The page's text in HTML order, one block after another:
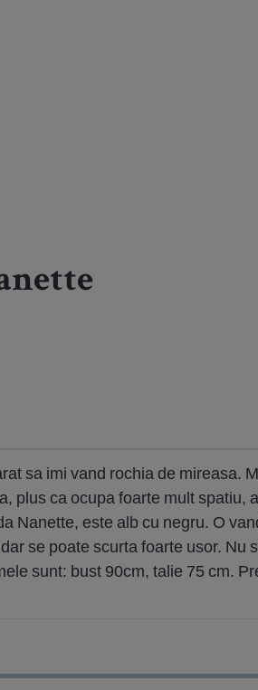
sa imi vand rochia de mireasa.
plus ca ocupa foarte mult spatiu,
Nanette, este alb cu negru. O
se poate scurta foarte usor. Nu
sunt: bust 90cm, talie 75 cm.